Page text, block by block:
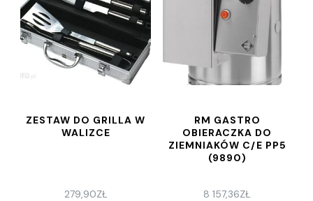
ZESTAW DO GRILLA W
WALIZCE
279,90ZŁ
RM GASTRO
OBIERACZKA DO
ZIEMNIAKÓW C/E PP5
(9890)
8 157,36ZŁ